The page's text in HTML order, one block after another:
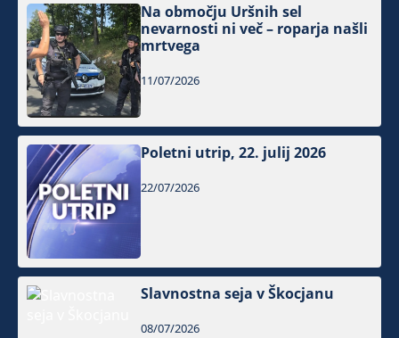
Na območju Uršnih sel
nevarnosti ni več – roparja našli
mrtvega
11/07/2026
Poletni utrip, 22. julij 2026
22/07/2026
Slavnostna seja v Škocjanu
08/07/2026